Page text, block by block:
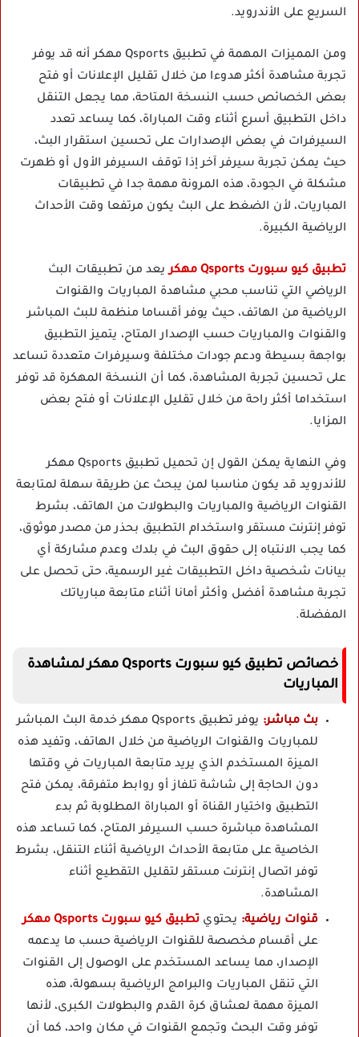
السريع على الأندرويد.
ومن المميزات المهمة في تطبيق Qsports مهكر أنه قد يوفر
تجربة مشاهدة أكثر هدوءا من خلال تقليل الإعلانات أو فتح
بعض الخصائص حسب النسخة المتاحة، مما يجعل التنقل
داخل التطبيق أسرع أثناء وقت المباراة، كما يساعد تعدد
السيرفرات في بعض الإصدارات على تحسين استقرار البث،
حيث يمكن تجربة سيرفر آخر إذا توقف السيرفر الأول أو ظهرت
مشكلة في الجودة، هذه المرونة مهمة جدا في تطبيقات
المباريات، لأن الضغط على البث يكون مرتفعا وقت الأحداث
الرياضية الكبيرة.
تطبيق كيو سبورت Qsports مهكر
يعد من تطبيقات البث
الرياضي التي تناسب محبي مشاهدة المباريات والقنوات
الرياضية من الهاتف، حيث يوفر أقساما منظمة للبث المباشر
والقنوات والمباريات حسب الإصدار المتاح، يتميز التطبيق
بواجهة بسيطة ودعم جودات مختلفة وسيرفرات متعددة تساعد
على تحسين تجربة المشاهدة، كما أن النسخة المهكرة قد توفر
استخداما أكثر راحة من خلال تقليل الإعلانات أو فتح بعض
المزايا.
وفي النهاية يمكن القول إن تحميل تطبيق Qsports مهكر
للأندرويد قد يكون مناسبا لمن يبحث عن طريقة سهلة لمتابعة
القنوات الرياضية والمباريات والبطولات من الهاتف، بشرط
توفر إنترنت مستقر واستخدام التطبيق بحذر من مصدر موثوق،
كما يجب الانتباه إلى حقوق البث في بلدك وعدم مشاركة أي
بيانات شخصية داخل التطبيقات غير الرسمية، حتى تحصل على
تجربة مشاهدة أفضل وأكثر أمانا أثناء متابعة مبارياتك
المفضلة.
خصائص تطبيق كيو سبورت Qsports مهكر لمشاهدة
المباريات
بث مباشر:
يوفر تطبيق Qsports مهكر خدمة البث المباشر
للمباريات والقنوات الرياضية من خلال الهاتف، وتفيد هذه
الميزة المستخدم الذي يريد متابعة المباريات في وقتها
دون الحاجة إلى شاشة تلفاز أو روابط متفرقة، يمكن فتح
التطبيق واختيار القناة أو المباراة المطلوبة ثم بدء
المشاهدة مباشرة حسب السيرفر المتاح، كما تساعد هذه
الخاصية على متابعة الأحداث الرياضية أثناء التنقل، بشرط
توفر اتصال إنترنت مستقر لتقليل التقطيع أثناء
المشاهدة.
قنوات رياضية: يحتوي تطبيق كيو سبورت Qsports مهكر
على أقسام مخصصة للقنوات الرياضية حسب ما يدعمه
الإصدار، مما يساعد المستخدم على الوصول إلى القنوات
التي تنقل المباريات والبرامج الرياضية بسهولة، هذه
الميزة مهمة لعشاق كرة القدم والبطولات الكبرى، لأنها
توفر وقت البحث وتجمع القنوات في مكان واحد، كما أن